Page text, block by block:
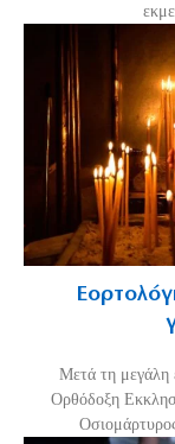
Μετά τη μεγάλη
Ορθόδοξη